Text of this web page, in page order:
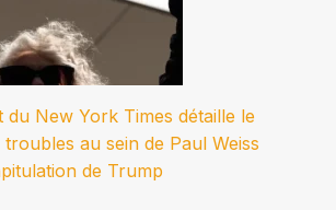
New York Times détaille le
au sein de Paul Weiss
de Trump